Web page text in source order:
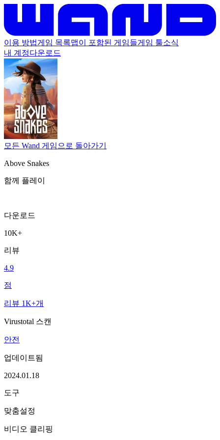
이용 방법게임 목록맵이 포함된 게임들게임 툴소식
내 계정다운로드
모든 Wand 게임으로 돌아가기
Above Snakes
함께 플레이
다운로드
10K+
리뷰
4.9
점
리뷰 1K+개
Virustotal 스캔
안전
업데이트됨
2024.01.18
도구
맞춤설정
비디오 클리핑